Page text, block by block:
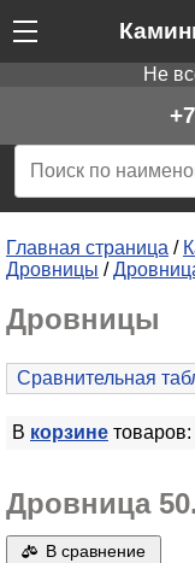
Не
Главная страница /
Дровницы /
Дровницы
Сравнительная
В корзинетоваров:
Дровница
В сравнение